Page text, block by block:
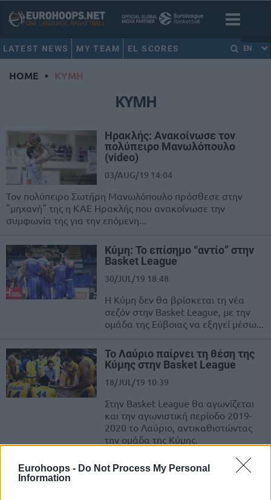
Eurohoops - Do Not Process My Personal
Information
LATEST NEWS MY TEAM EL SCORES EN
HOME • ΚΥΜΗ
ΚΥΜΗ
Ηρακλής: Ανακοίνωσε τον
πολύπειρο Μανωλόπουλο
(video)
03/AUG/19 14:04
Τον πολύπειρο Σωτήρη Μανωλόπουλο πρόσθεσε στην
"μηχανή" της η ΚΑΕ Ηρακλής που ανακοίνωσε την
συμφωνία της για την επόμενη...
Κύμη: Το επίσημο “αντίο” στην
Basket League
30/JUL/19 18:48
Η Κύμη δεν θα βρίσκεται τη νέα
σεζόν στην Basket League, με την
ομάδα της Εύβοιας να εξηγεί μέσω...
To Λαύριο παίρνει τη θέση της
Κύμης στην Basket League
18/JUL/19 10:39
Στην Basket League θα αγωνίζεται
και την αγωνιστική περίοδο 2019-
2020 το Λαύριο, αντικαθιστώντας
την ομάδα της Κύμης.
Και εγένετο… Λάρισα BC!